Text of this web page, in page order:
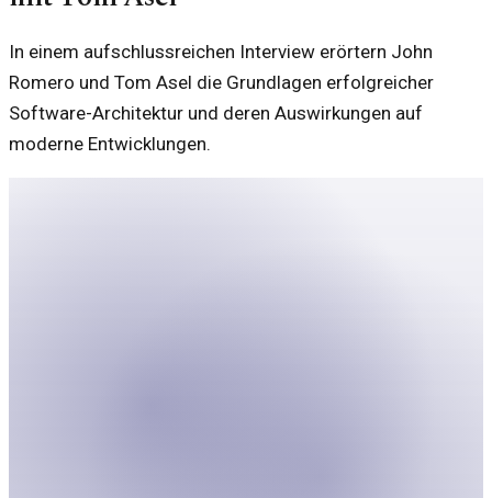
In einem aufschlussreichen Interview erörtern John
Romero und Tom Asel die Grundlagen erfolgreicher
Software-Architektur und deren Auswirkungen auf
moderne Entwicklungen.